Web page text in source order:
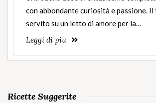
con abbondante curiosità e passione.
servito su un letto di amore per la…
Leggi di più
Ricette Suggerite